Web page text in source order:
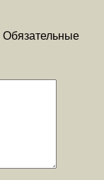
Обязательные